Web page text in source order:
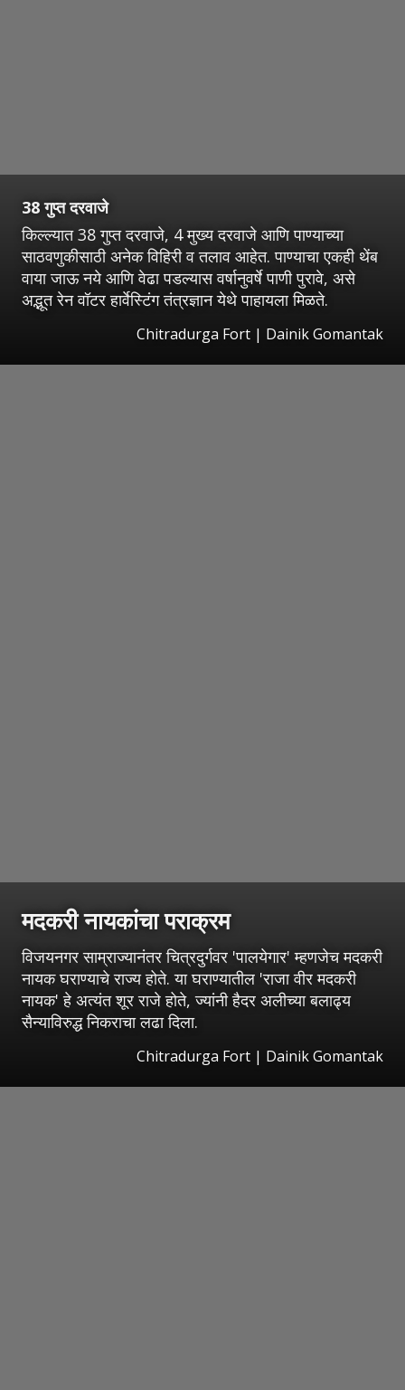
38 गुप्त दरवाजे
किल्ल्यात 38 गुप्त दरवाजे, 4 मुख्य दरवाजे आणि पाण्याच्या
साठवणुकीसाठी अनेक विहिरी व तलाव आहेत. पाण्याचा एकही थेंब
वाया जाऊ नये आणि वेढा पडल्यास वर्षानुवर्षे पाणी पुरावे, असे
अद्भूत रेन वॉटर हार्वेस्टिंग तंत्रज्ञान येथे पाहायला मिळते.
Chitradurga Fort | Dainik Gomantak
मदकरी नायकांचा पराक्रम
विजयनगर साम्राज्यानंतर चित्रदुर्गवर 'पालयेगार' म्हणजेच मदकरी
नायक घराण्याचे राज्य होते. या घराण्यातील 'राजा वीर मदकरी
नायक' हे अत्यंत शूर राजे होते, ज्यांनी हैदर अलीच्या बलाढ्य
सैन्याविरुद्ध निकराचा लढा दिला.
Chitradurga Fort | Dainik Gomantak